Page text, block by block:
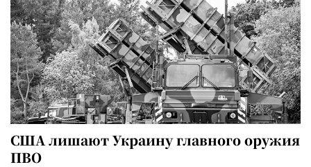
США лишают Украину главного оружия
ПВО